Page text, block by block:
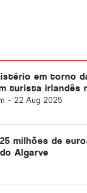
em torno
turista irlandês
- 22 Aug 2025
milhões de
Algarve